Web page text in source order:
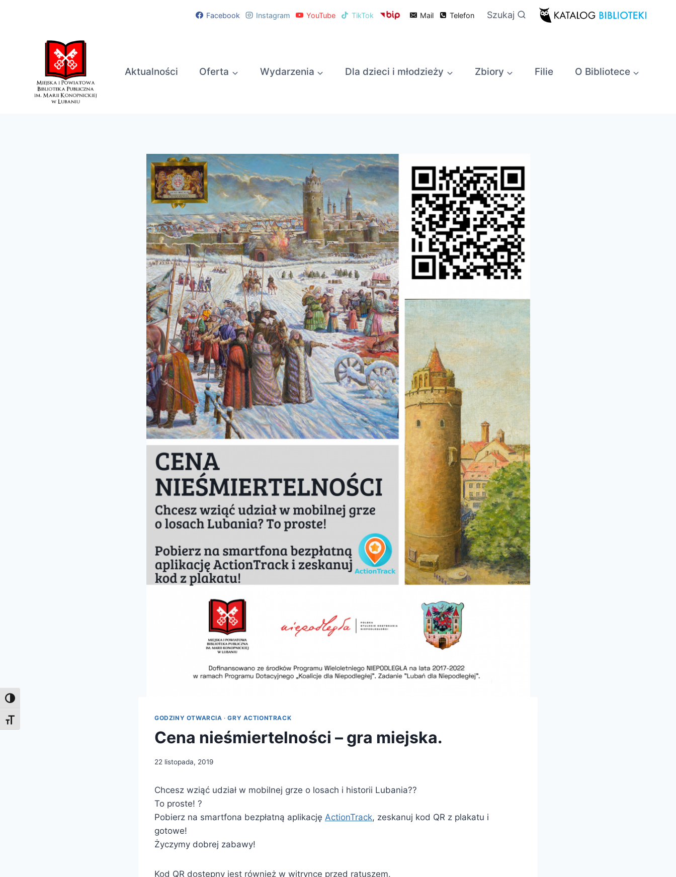
Toggle High Contrast
Toggle Font size
Facebook Instagram YouTube TikTok Mail Telefon Szukaj
Aktualności Oferta Wydarzenia Dla dzieci i młodzieży Zbiory Filie O Bibliotece
GODZINY OTWARCIA ·GRY ACTIONTRACK
Cena nieśmiertelności – gra miejska.
22 listopada, 2019
Chcesz wziąć udział w mobilnej grze o losach i historii Lubania??
To proste! ?
Pobierz na smartfona bezpłatną aplikację ActionTrack, zeskanuj kod QR z plakatu i
gotowe!
Życzymy dobrej zabawy!
Kod QR dostępny jest również w witrynce przed ratuszem.